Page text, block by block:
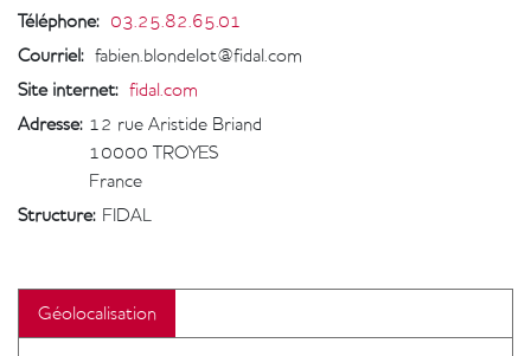
Téléphone: 03.25.82.65.01
Courriel: fabien.blondelot@fidal.com
Site internet: fidal.com
Adresse: 12 rue Aristide Briand
10000 TROYES
France
Structure: FIDAL
Géolocalisation